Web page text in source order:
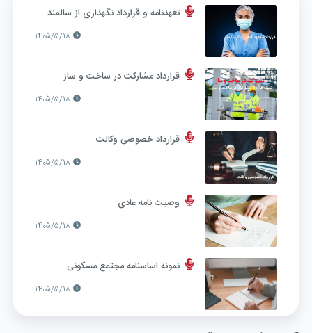
تعهدنامه و قرارداد نگهداری از سالمند
1405/5/18
قرارداد مشارکت در ساخت و ساز
1405/5/18
قرارداد خصوصی وکالت
1405/5/18
وصیت نامه عادی
1405/5/18
نمونه اساسنامه مجتمع مسکونی
1405/5/18